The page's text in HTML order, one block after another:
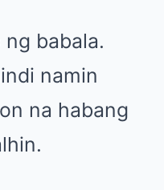
babala.
namin
na habang